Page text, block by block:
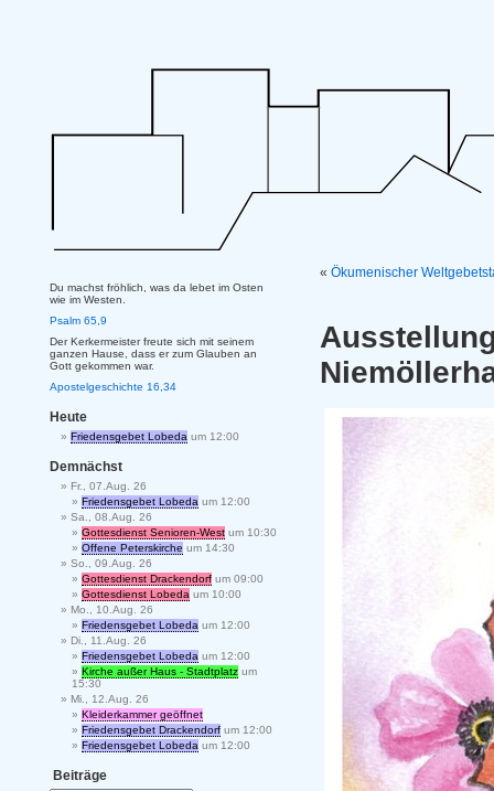
« Ökumenischer
Du machst fröhlich, was da lebet im Osten
wie im Westen.
Psalm 65,9
Der Kerkermeister freute sich mit seinem
ganzen Hause, dass er zum Glauben an
Gott gekommen war.
Apostelgeschichte 16,34
Heute
Friedensgebet Lobeda um 12:00
Demnächst
Fr., 07.Aug. 26
Friedensgebet Lobeda um 12:00
Sa., 08.Aug. 26
Gottesdienst Senioren-West um 10:30
Offene Peterskirche um 14:30
So., 09.Aug. 26
Gottesdienst Drackendorf um 09:00
Gottesdienst Lobeda um 10:00
Mo., 10.Aug. 26
Friedensgebet Lobeda um 12:00
Di., 11.Aug. 26
Friedensgebet Lobeda um 12:00
Kirche außer Haus - Stadtplatz um
15:30
Mi., 12.Aug. 26
Kleiderkammer geöffnet
Friedensgebet Drackendorf um 12:00
Friedensgebet Lobeda um 12:00
Beiträge